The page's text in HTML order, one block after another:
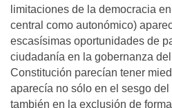
limitaciones de la democracia
central como autonómico)
escasísimas oportunidades de
ciudadanía en la gobernanza
Constitución parecían tener
aparecía no sólo en el sesgo
también en la exclusión de